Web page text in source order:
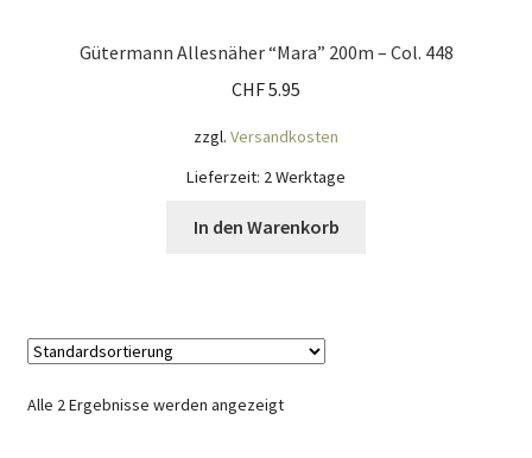
Gütermann Allesnäher “Mara” 200m – Col. 448
CHF5.95
zzgl. Versandkosten
Lieferzeit: 2 Werktage
In den Warenkorb
Alle 2 Ergebnisse werden angezeigt